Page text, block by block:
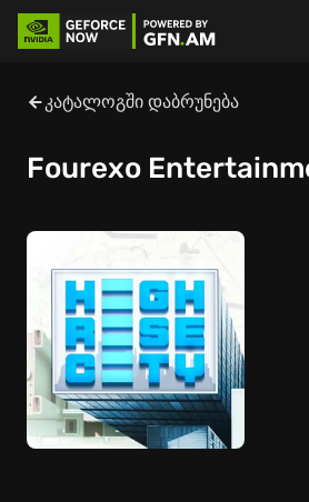
კატალოგში დაბრუნება
Fourexo